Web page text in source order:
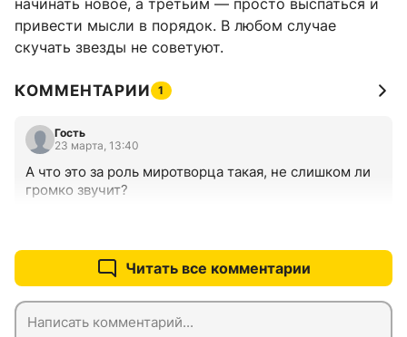
начинать новое, а третьим — просто выспаться и
привести мысли в порядок. В любом случае
скучать звезды не советуют.
КОММЕНТАРИИ 1
Гость
23 марта, 13:40
А что это за роль миротворца такая, не слишком ли
громко звучит?
Читать все комментарии